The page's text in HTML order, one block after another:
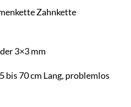
Zahnkette
3×3 mm
70 cm Lang, problemlos